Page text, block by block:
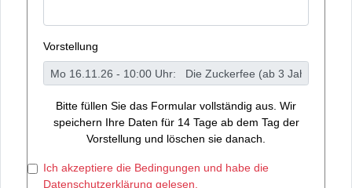
Vorstellung
Bitte füllen Sie das Formular vollständig aus. Wir
speichern Ihre Daten für 14 Tage ab dem Tag der
Vorstellung und löschen sie danach.
Ich akzeptiere die Bedingungen und habe die
Datenschutzerklärung gelesen.